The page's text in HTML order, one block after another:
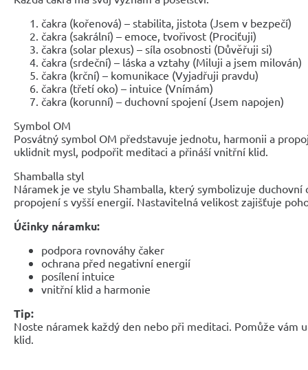
čakra (kořenová) – stabilita, jistota (Jsem v bezpečí)
čakra (sakrální) – emoce, tvořivost (Prociťuji)
čakra (solar plexus) – síla osobnosti (Důvěřuji si)
čakra (srdeční) – láska a vztahy (Miluji a jsem milován)
čakra (krční) – komunikace (Vyjadřuji pravdu)
čakra (třetí oko) – intuice (Vnímám)
čakra (korunní) – duchovní spojení (Jsem napojen)
Symbol OM
Posvátný symbol OM představuje jednotu, harmonii a
uklidnit mysl, podpořit meditaci a přináší vnitřní klid.
Shamballa styl
Náramek je ve stylu Shamballa, který symbolizuje duchovní
propojení s vyšší energií. Nastavitelná velikost zajišťuje
Účinky náramku:
podpora rovnováhy čaker
ochrana před negativní energií
posílení intuice
vnitřní klid a harmonie
Tip:
Noste náramek každý den nebo při meditaci. Pomůže vám
klid.